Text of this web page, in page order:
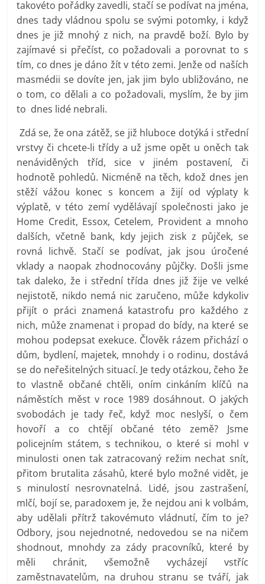
takovéto pořádky zavedli, stačí se podívat na jména,
dnes tady vládnou spolu se svými potomky, i když
dnes je již mnohý z nich, na pravdě boží. Bylo by
zajímavé si přečíst, co požadovali a porovnat to s
tím, co dnes je dáno žít v této zemi. Jenže od naších
masmédii se dovíte jen, jak jim bylo ubližováno, ne
o tom, co dělali a co požadovali, myslím, že by jim
to dnes lidé nebrali.
Zdá se, že ona zátěž, se již hluboce dotýká i střední
vrstvy či chcete-li třídy a už jsme opět u oněch tak
nenáviděných tříd, sice v jiném postavení, či
hodnotě pohledů. Nicméně na těch, kdož dnes jen
stěží vážou konec s koncem a žijí od výplaty k
výplatě, v této zemí vydělávají společnosti jako je
Home Credit, Essox, Cetelem, Provident a mnoho
dalších, včetně bank, kdy jejich zisk z půjček, se
rovná lichvě. Stačí se podívat, jak jsou úročené
vklady a naopak zhodnocovány půjčky. Došli jsme
tak daleko, že i střední třída dnes již žije ve velké
nejistotě, nikdo nemá nic zaručeno, může kdykoliv
přijít o práci znamená katastrofu pro každého z
nich, může znamenat i propad do bídy, na které se
mohou podepsat exekuce. Člověk rázem přichází o
dům, bydlení, majetek, mnohdy i o rodinu, dostává
se do neřešitelných situací. Je tedy otázkou, čeho že
to vlastně občané chtěli, oním cinkáním klíčů na
náměstích měst v roce 1989 dosáhnout. O jakých
svobodách je tady řeč, když moc neslyší, o čem
hovoří a co chtějí občané této země? Jsme
policejním státem, s technikou, o které si mohl v
minulosti onen tak zatracovaný režim nechat snít,
přitom brutalita zásahů, které bylo možné vidět, je
s minulostí nesrovnatelná. Lidé, jsou zastrašení,
mlčí, bojí se, paradoxem je, že nejdou ani k volbám,
aby udělali přítrž takovémuto vládnutí, čím to je?
Odbory, jsou nejednotné, nedovedou se na ničem
shodnout, mnohdy za zády pracovníků, které by
měli chránit, všemožně vycházejí vstříc
zaměstnavatelům, na druhou stranu se tváří, jak